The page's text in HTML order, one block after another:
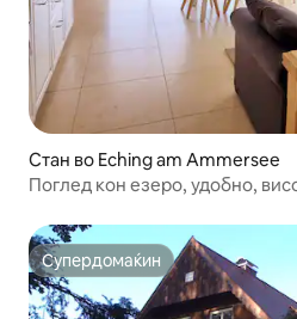
Стан во Eching am Ammersee
Поглед кон езеро, удобно,
Супердомаќин
Супердомаќин